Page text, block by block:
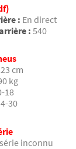
: En direct
: 540
cm
kg
18
30
inconnu